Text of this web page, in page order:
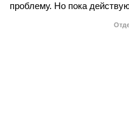
проблему. Но пока